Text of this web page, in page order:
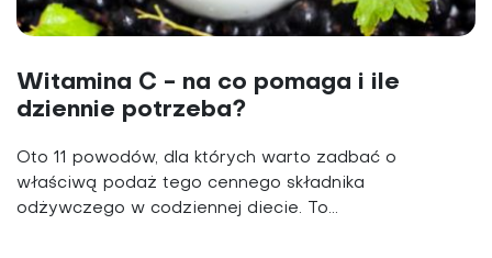
Witamina C - na co pomaga i ile
dziennie potrzeba?
Oto 11 powodów, dla których warto zadbać o
właściwą podaż tego cennego składnika
odżywczego w codziennej diecie. To...